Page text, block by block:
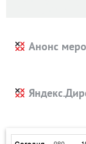
Анонс